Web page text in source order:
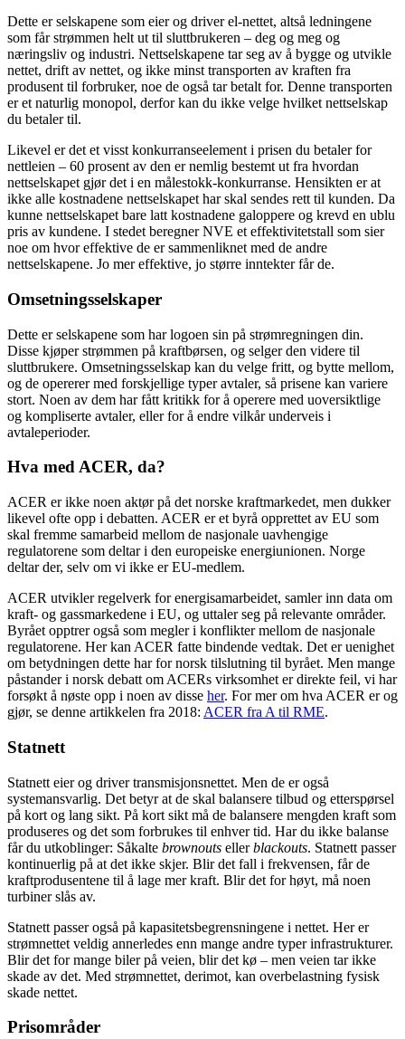
Dette er selskapene som eier og driver el-nettet, altså ledningene
som får strømmen helt ut til sluttbrukeren – deg og meg og
næringsliv og industri. Nettselskapene tar seg av å bygge og utvikle
nettet, drift av nettet, og ikke minst transporten av kraften fra
produsent til forbruker, noe de også tar betalt for. Denne transporten
er et naturlig monopol, derfor kan du ikke velge hvilket nettselskap
du betaler til.
Likevel er det et visst konkurranseelement i prisen du betaler for
nettleien – 60 prosent av den er nemlig bestemt ut fra hvordan
nettselskapet gjør det i en målestokk-konkurranse. Hensikten er at
ikke alle kostnadene nettselskapet har skal sendes rett til kunden. Da
kunne nettselskapet bare latt kostnadene galoppere og krevd en ublu
pris av kundene. I stedet beregner NVE et effektivitetstall som sier
noe om hvor effektive de er sammenliknet med de andre
nettselskapene. Jo mer effektive, jo større inntekter får de.
Omsetningsselskaper
Dette er selskapene som har logoen sin på strømregningen din.
Disse kjøper strømmen på kraftbørsen, og selger den videre til
sluttbrukere. Omsetningsselskap kan du velge fritt, og bytte mellom,
og de opererer med forskjellige typer avtaler, så prisene kan variere
stort. Noen av dem har fått kritikk for å operere med uoversiktlige
og kompliserte avtaler, eller for å endre vilkår underveis i
avtaleperioder.
Hva med ACER, da?
ACER er ikke noen aktør på det norske kraftmarkedet, men dukker
likevel ofte opp i debatten. ACER er et byrå opprettet av EU som
skal fremme samarbeid mellom de nasjonale uavhengige
regulatorene som deltar i den europeiske energiunionen. Norge
deltar der, selv om vi ikke er EU-medlem.
ACER utvikler regelverk for energisamarbeidet, samler inn data om
kraft- og gassmarkedene i EU, og uttaler seg på relevante områder.
Byrået opptrer også som megler i konflikter mellom de nasjonale
regulatorene. Her kan ACER fatte bindende vedtak. Det er uenighet
om betydningen dette har for norsk tilslutning til byrået. Men mange
påstander i norsk debatt om ACERs virksomhet er direkte feil, vi har
forsøkt å nøste opp i noen av disse her. For mer om hva ACER er og
gjør, se denne artikkelen fra 2018: ACER fra A til RME.
Statnett
Statnett eier og driver transmisjonsnettet. Men de er også
systemansvarlig. Det betyr at de skal balansere tilbud og etterspørsel
på kort og lang sikt. På kort sikt må de balansere mengden kraft som
produseres og det som forbrukes til enhver tid. Har du ikke balanse
får du utkoblinger: Såkalte brownouts ellerblackouts. Statnett passer
kontinuerlig på at det ikke skjer. Blir det fall i frekvensen, får de
kraftprodusentene til å lage mer kraft. Blir det for høyt, må noen
turbiner slås av.
Statnett passer også på kapasitetsbegrensningene i nettet. Her er
strømnettet veldig annerledes enn mange andre typer infrastrukturer.
Blir det for mange biler på veien, blir det kø – men veien tar ikke
skade av det. Med strømnettet, derimot, kan overbelastning fysisk
skade nettet.
Prisområder